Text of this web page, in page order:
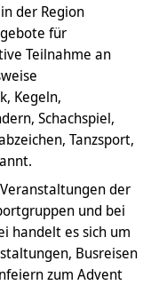
der Region
für
Teilnahme an
Kegeln,
Schachspiel,
Tanzsport,
der
und bei
handelt es sich um
Busreisen
zum Advent